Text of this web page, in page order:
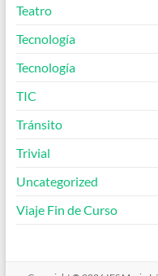
Teatro
Tecnología
Tecnología
TIC
Tránsito
Trivial
Uncategorized
Viaje Fin de Curso